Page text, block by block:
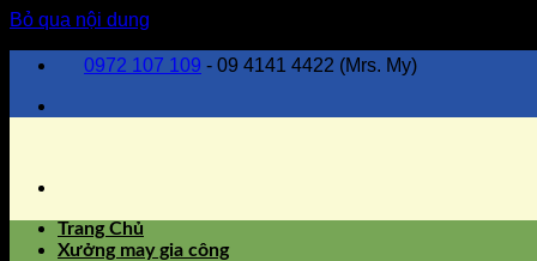
Bỏ qua nội dung
0972 107 109 - 09 4141 4422 (Mrs. My)
Trang Chủ
Xưởng may gia công